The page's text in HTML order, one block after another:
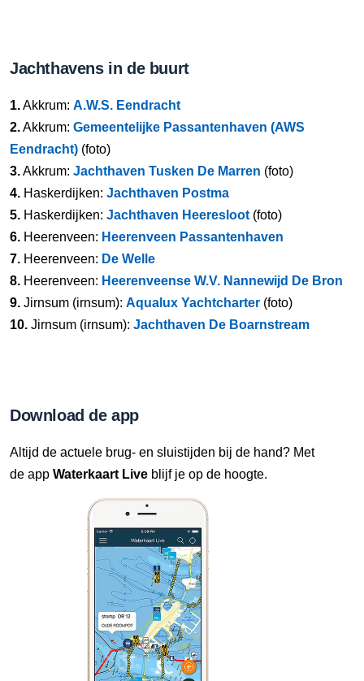
Jachthavens in de buurt
1.Akkrum: A.W.S. Eendracht
2.Akkrum: Gemeentelijke Passantenhaven (AWS
Eendracht) (foto)
3.Akkrum: Jachthaven Tusken De Marren (foto)
4. Haskerdijken: Jachthaven Postma
5. Haskerdijken: Jachthaven Heeresloot (foto)
6. Heerenveen: Heerenveen Passantenhaven
7. Heerenveen: De Welle
8. Heerenveen: Heerenveense W.V. Nannewijd De Bron
9. Jirnsum (irnsum): Aqualux Yachtcharter (foto)
10. Jirnsum (irnsum): Jachthaven De Boarnstream
Download de app
Altijd de actuele brug- en sluistijden bij de hand? Met
de app Waterkaart Live blijf je op de hoogte.